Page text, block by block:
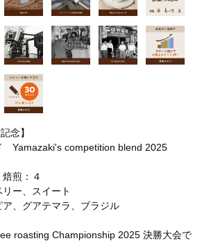
念】
Yamazaki's competition blend 2025
煎：４
ー、スイート
、グアテマラ、ブラジル
roasting Championship 2025 決勝大会で